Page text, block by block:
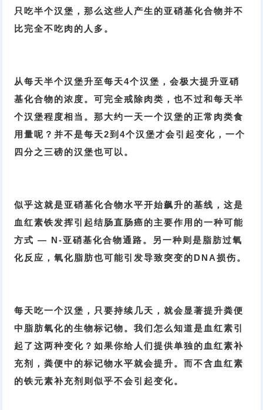
只吃半个汉堡，那么这些人产生的亚硝基化合物并不
比完全不吃肉的人多。
从每天半个汉堡升至每天4个汉堡，会极大提升亚硝
基化合物的浓度。可完全戒除肉类，也不过和每天半
个汉堡程度相当。那大约一天一个汉堡的正常肉类食
用量呢？并不是每天2到4个汉堡才会引起变化，一个
四分之三磅的汉堡也可以。
似乎这就是亚硝基化合物水平开始飙升的基线，这是
血红素铁发挥引起结肠直肠癌的主要作用的一种可能
方式 — N-亚硝基化合物通路。另一种则是脂肪过氧
化反应，氧化脂肪也可能引发导致突变的DNA损伤。
每天吃一个汉堡，只要持续几天，就会显著提升粪便
中脂肪氧化的生物标记物。我们怎么知道是血红素引
起了这两种变化？如果你给人们提供单独的血红素补
充剂，粪便中的标记物水平就会提升。而不含血红素
的铁元素补充剂则似乎不会引起变化。